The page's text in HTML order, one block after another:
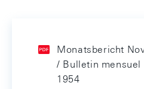
Monatsbericht
/ Bulletin mensuel
1954